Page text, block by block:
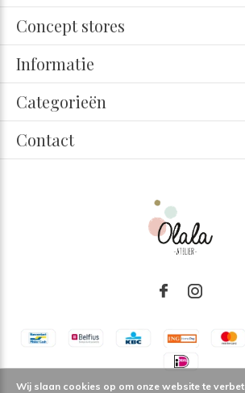
Concept stores
Informatie
Categorieën
Contact
Wij slaan cookies op om onze website te